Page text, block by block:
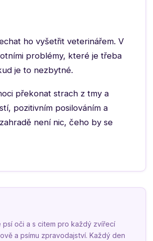
ho vyšetřit veterinářem. V
problémy, které je třeba
je to nezbytné.
překonat strach z tmy a
pozitivním posilováním a
není nic, čeho by se
psí oči a s citem pro každý zvířecí
a psímu zpravodajství. Každý den